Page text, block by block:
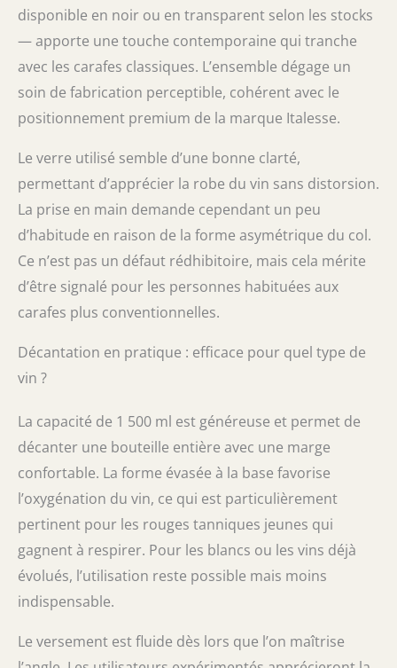
disponible en noir ou en transparent selon les stocks
— apporte une touche contemporaine qui tranche
avec les carafes classiques. L’ensemble dégage un
soin de fabrication perceptible, cohérent avec le
positionnement premium de la marque Italesse.
Le verre utilisé semble d’une bonne clarté,
permettant d’apprécier la robe du vin sans distorsion.
La prise en main demande cependant un peu
d’habitude en raison de la forme asymétrique du col.
Ce n’est pas un défaut rédhibitoire, mais cela mérite
d’être signalé pour les personnes habituées aux
carafes plus conventionnelles.
Décantation en pratique : efficace pour quel type de
vin ?
La capacité de 1 500 ml est généreuse et permet de
décanter une bouteille entière avec une marge
confortable. La forme évasée à la base favorise
l’oxygénation du vin, ce qui est particulièrement
pertinent pour les rouges tanniques jeunes qui
gagnent à respirer. Pour les blancs ou les vins déjà
évolués, l’utilisation reste possible mais moins
indispensable.
Le versement est fluide dès lors que l’on maîtrise